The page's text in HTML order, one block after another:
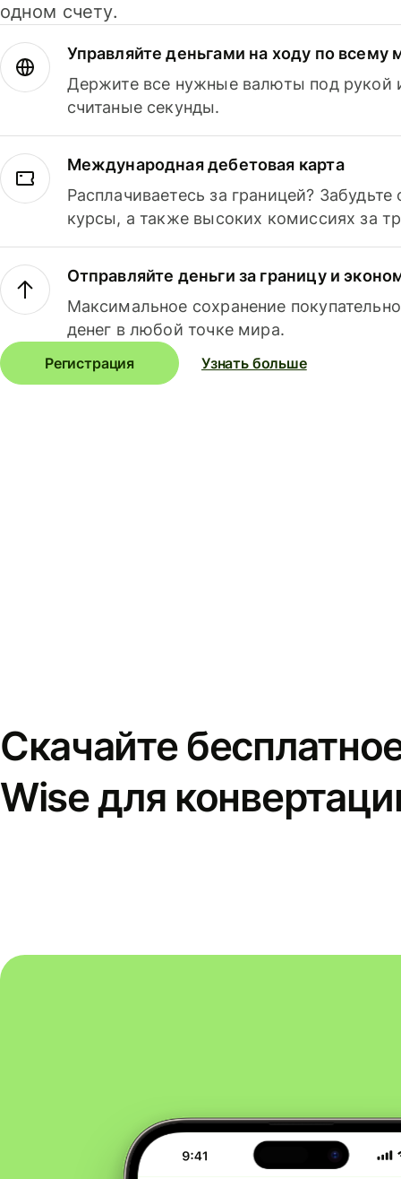
одном счету.
Управляйте деньгами на ходу по всему
Держите все нужные валюты под рукой
считаные секунды.
Международная дебетовая карта
Расплачиваетесь за границей?
курсы, а также высоких комиссиях за
Отправляйте деньги за границу и
Максимальное сохранение
денег в любой точке мира.
Регистрация Узнать больше
Скачайте
Wise для